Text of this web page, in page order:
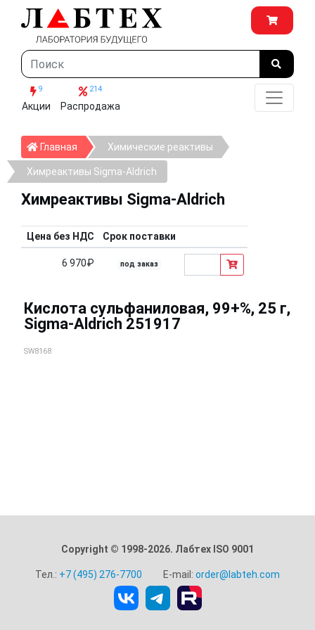
9
Акции
214
Распродажа
Главная ГлавнаяХимические реактивы
Химреактивы Sigma-Aldrich
Химреактивы Sigma-Aldrich
Цена без НДС Срок поставки
6 970₽ под заказ
Кислота сульфаниловая, 99+%, 25 г,
Sigma-Aldrich 251917
SW8168
Copyright © 1998-2026. Лабтех ISO 9001
Тел.: +7 (495) 276-7700 E-mail: order@labteh.com